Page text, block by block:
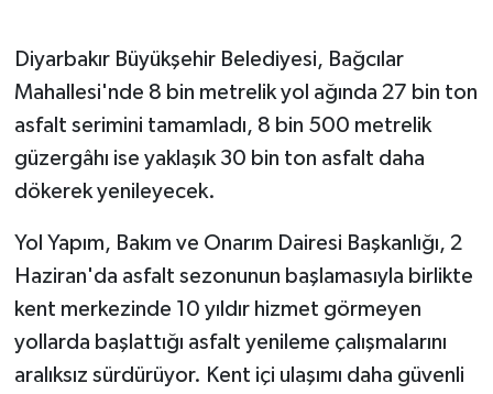
Diyarbakır Büyükşehir Belediyesi, Bağcılar
Mahallesi'nde 8 bin metrelik yol ağında 27 bin ton
asfalt serimini tamamladı, 8 bin 500 metrelik
güzergâhı ise yaklaşık 30 bin ton asfalt daha
dökerek yenileyecek.
Yol Yapım, Bakım ve Onarım Dairesi Başkanlığı, 2
Haziran'da asfalt sezonunun başlamasıyla birlikte
kent merkezinde 10 yıldır hizmet görmeyen
yollarda başlattığı asfalt yenileme çalışmalarını
aralıksız sürdürüyor. Kent içi ulaşımı daha güvenli
Gayrimenkul
GENEL
GÜNDEM
HABERDE İNSAN
İş Dünyası